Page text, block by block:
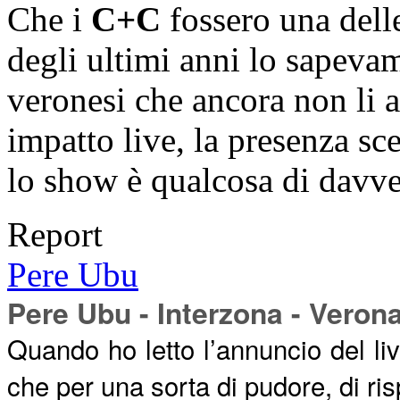
Che i C+C fossero una
degli ultimi anni lo
veronesi che ancora non li
impatto live, la presenza
lo show è qualcosa di
Report
Pere Ubu
Pere Ubu - Interzona -
Quando ho letto l’annuncio del
che per una sorta di pudore, di